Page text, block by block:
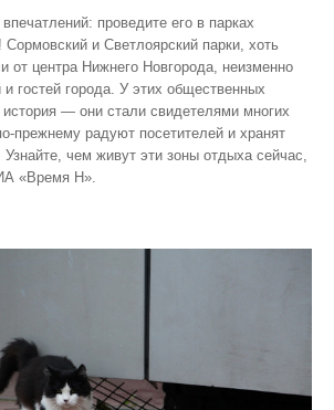
проведите его в парках
Сормовский и Светлоярский парки, хоть
от центра Нижнего Новгорода, неизменно
гостей города. У этих общественных
история — они стали свидетелями многих
радуют посетителей и хранят
Узнайте, чем живут эти зоны отдыха сейчас,
«Время Н».